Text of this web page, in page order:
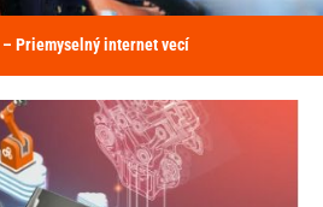
Priemyselný internet vecí